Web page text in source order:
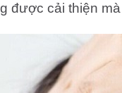
được cải thiện